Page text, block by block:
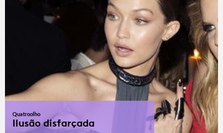
Quatroolho
Ilusão disfarçada